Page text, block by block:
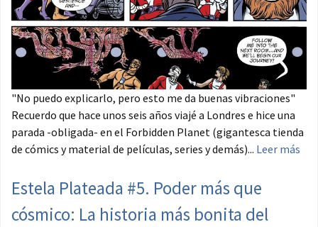
"No puedo explicarlo, pero esto me da buenas vibraciones"
Recuerdo que hace unos seis años viajé a Londres e hice una
parada -obligada- en el Forbidden Planet (gigantesca tienda
de cómics y material de películas, series y demás)... Leer más
Estela Plateada #5. Poder más que
cósmico: La historia más bonita del